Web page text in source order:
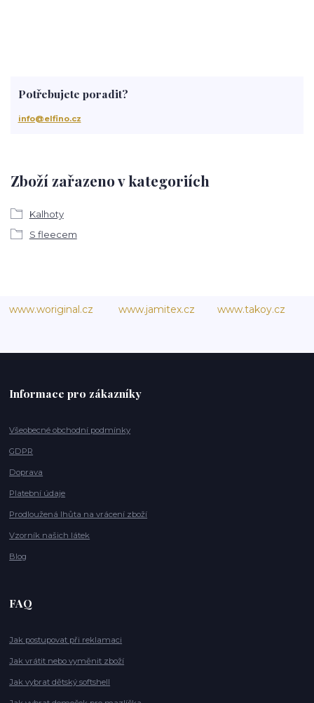
Zboží zařazeno v kategoriích
Kalhoty
S fleecem
Potřebujete poradit?
info@elfino.cz
www.woriginal.cz www.jamitex.cz www.takoy.cz
Informace pro zákazníky
Všeobecné obchodní podmínky
GDPR
Doprava
Platební údaje
Prodloužená lhůta na vrácení zboží
Vzorník našich látek
Blog
FAQ
Jak postupovat při reklamaci
Jak vrátit nebo vyměnit zboží
Jak vybrat dětský softshell